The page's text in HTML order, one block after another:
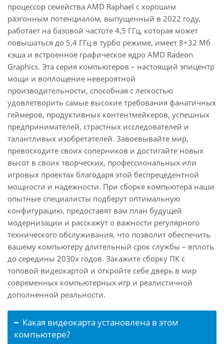
процессор семейства AMD Raphael с хорошим
разгонным потенциалом, выпущенный в 2022 году,
работает на базовой частоте 4,5 ГГц, которая может
повышаться до 5,4 ГГц в турбо режиме, имеет 8+32 Мб
кэша и встроенное графическое ядро AMD Radeon
Graphics. Эта серия компьютеров – настоящий эпицентр
мощи и воплощение невероятной
производительности, способная с легкостью
удовлетворить самые высокие требования фанатичных
геймеров, продуктивных контентмейкеров, успешных
предпринимателей, страстных исследователей и
талантливых изобретателей. Завоевывайте мир,
превосходите своих соперников и достигайте новых
высот в своих творческих, профессиональных или
игровых проектах благодаря этой беспрецедентной
мощности и надежности. При сборке компьютера наши
опытные специалисты подберут оптимальную
конфигурацию, предоставят вам план будущей
модернизации и расскажут о важности регулярного
технического обслуживания, что позволит обеспечить
вашему компьютеру длительный срок службы – вплоть
до середины 2030х годов. Закажите сборку ПК с
топовой видеокартой и откройте себе дверь в мир
современных компьютерных игр и реалистичной
дополненной реальности.
Какая видеокарта установлена в этом
компьютере?